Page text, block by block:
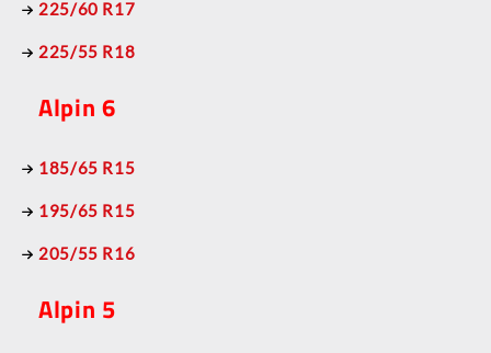
225/60 R17
225/55 R18
Alpin 6
185/65 R15
195/65 R15
205/55 R16
Alpin 5